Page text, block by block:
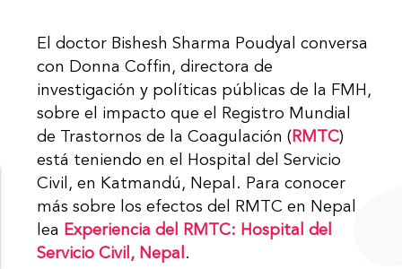
El doctor Bishesh Sharma Poudyal conversa
con Donna Coffin, directora de
investigación y políticas públicas de la FMH,
sobre el impacto que el Registro Mundial
de Trastornos de la Coagulación ( RMTC)
está teniendo en el Hospital del Servicio
Civil, en Katmandú, Nepal. Para conocer
más sobre los efectos del RMTC en Nepal
lea Experiencia del RMTC: Hospital del
Servicio Civil, Nepal .